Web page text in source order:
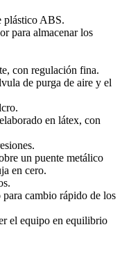
plástico ABS.
para almacenar los
con regulación fina.
de purga de aire y el
en látex, con
un puente metálico
en cero.
cambio rápido de los
el equipo en equilibrio